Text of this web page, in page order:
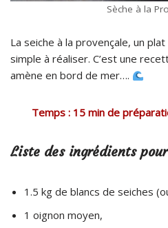
Sèche à la
La seiche à la provençale, un
simple à réaliser. C’est une
amène en bord de mer….
Temps : 15 min de
Liste des ingrédients
1.5 kg de blancs de seiches
1 oignon moyen,